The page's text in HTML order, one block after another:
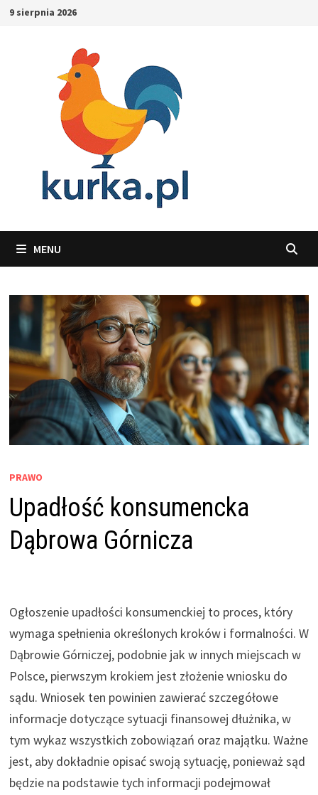
Skip9 sierpnia 2026
MENU
PRAWO
Upadłość konsumencka
Dąbrowa Górnicza
Ogłoszenie upadłości konsumenckiej to proces, który
wymaga spełnienia określonych kroków i formalności. W
Dąbrowie Górniczej, podobnie jak w innych miejscach w
Polsce, pierwszym krokiem jest złożenie wniosku do
sądu. Wniosek ten powinien zawierać szczegółowe
informacje dotyczące sytuacji finansowej dłużnika, w
tym wykaz wszystkich zobowiązań oraz majątku. Ważne
jest, aby dokładnie opisać swoją sytuację, ponieważ sąd
będzie na podstawie tych informacji podejmował